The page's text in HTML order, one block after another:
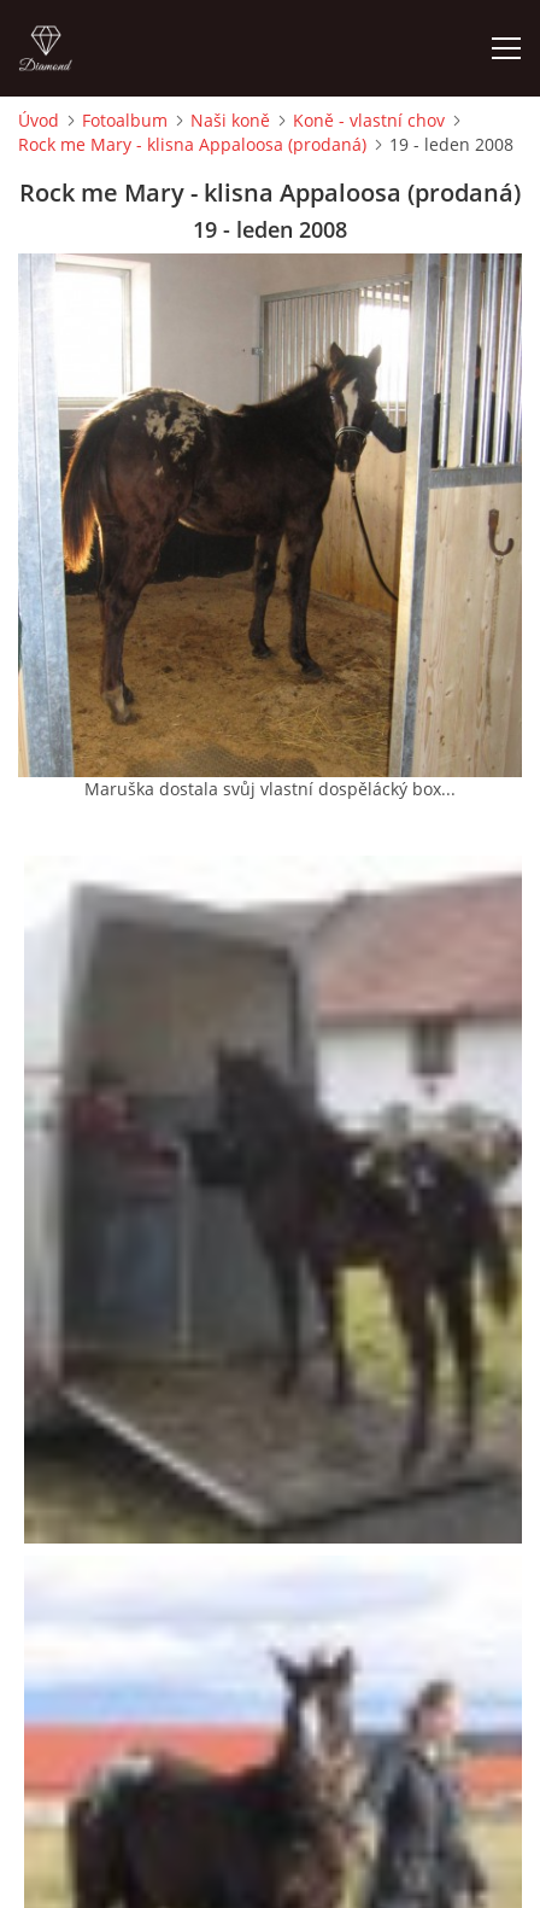
ÚVOD
ECOLA EQUESTRIAN
PROBĚHLÉ AKCE
AKCE 2025
AKCE 2026
© 2026 eStránky.cz
Úvod Fotoalbum Naši koně
Koně - vlastní chov
Rock me Mary - klisna Appaloosa (prodaná)
19 - leden 2008
Rock me Mary - klisna Appaloosa (prodaná)
19 - leden 2008
Maruška dostala svůj vlastní dospělácký box...